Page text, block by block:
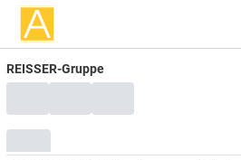
REISSER-Gruppe